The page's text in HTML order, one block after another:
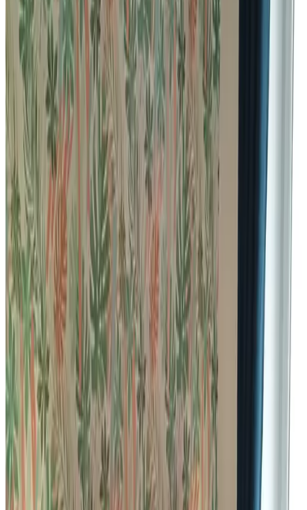
Hébergement à proximité de votre
destination
Près de Belligné
Le Clos du Piheux
Thorigné-d'Anjou
Demande sans engagement
35,1 km de Belligné
Quiheix O'Calme
Nort-sur-Erdre
10
Demande sans engagement
( 37,1 km de Belligné
Lady Jule
Sainte-Luce-sur-Loire
Demande sans engagement
( 40 km
)
L des Mésanges
Sucé-sur-Erdre
Demande sans engagement
40,8 km de Belligné
Le Clos Des 3 Rois